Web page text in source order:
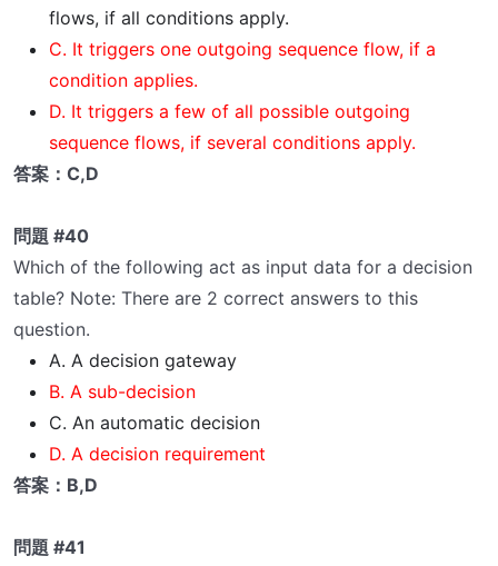
flows, if all conditions apply.
C. It triggers one outgoing sequence flow, if a
condition applies.
D. It triggers a few of all possible outgoing
sequence flows, if several conditions apply.
答案：C,D
問題 #40
Which of the following act as input data for a decision
table? Note: There are 2 correct answers to this
question.
A. A decision gateway
B. A sub-decision
C. An automatic decision
D. A decision requirement
答案：B,D
問題 #41